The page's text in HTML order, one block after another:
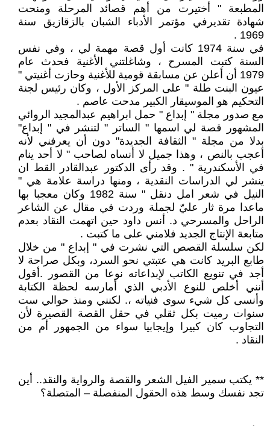
المطبعة " أختيرت من أهم قصائد المرحلة ومنحت
شهادة تقديرفي مؤتمر الأدباء الشبان بالزقازيق سنة
1969 .
في سنة 1974 كانت أول قصة مهمة لي ، وفي نفس
السنة كتبت المسرح ، وشاغلتني الأغنية فحدث عام
1979 أن أعلن عن مسابقة قومية للأغنية وحازت أغنيتي "
عيون البنت طلة " على المركز الأول ، وكان رئيس لجنة
التحكيم هو الموسيقار الكبير مدحت عاصم .
مع صدور مجلة " إبداع " حمل ابراهيم عبدالمجيد الروائي
المشهور قصة لي اسمها " الساتر " لتنشر في " إبداع"
بدلا من مجلة " الثقافة الجديدة" دون أن يعرفني لأنه
أعجب بالنص ، وهذا جميل لا أنساه لصاحب " لا أحد ينام
في الأسكندرية " . وقد رأى الدكتور عبدالقادر القط ان
ينشر لي الدراسات النقدية ، ومنها دراسة علامة هي "
النيل في شعر امل دنقل " سنة 1982 وكان معجبا بها
ماعدا مرة ثار عليّ لجملة وردت في مقال عن الشاعر
الراحل والمسرحي د. أنس داود حين اتهمت النقاد بعدم
متابعة الإنتاج الجديد فلامني على ما كتبت .
لكن سلسلة القصص التي نشرت في " إبداع " من خلال
طابع البريد كانت هي عتبتي نحو السرد، وبكل صراحة لا
أجد في تنويع الكاتب لإبداعاته نوعا من القصور .أقول
أنني أخلص للنوع الأدبي الذي أمارسه لحظة الكتابة
وأنسى كل شيء سوى فنياته ،. لكنني ومنذ حوالي ست
سنوات رميت بكل ثقلي في حقل القصة القصيرة لأن
التجاوب كان كبيرا وإيجابيا سواء من الجمهور أم من
النقاد .
** يكتب سمير الفيل الشعر والقصة والرواية والنقد.. أين
تجد نفسك وسط هذه الحقول المنفصلة – المتصلة؟